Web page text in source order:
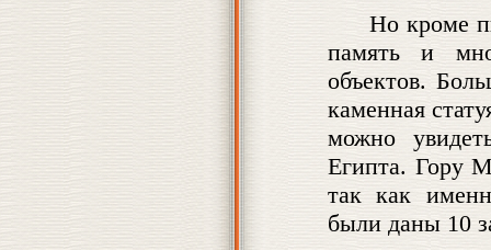
Но кроме
память и
объектов.
каменная
можно
Египта. Гору
так как
были даны 10